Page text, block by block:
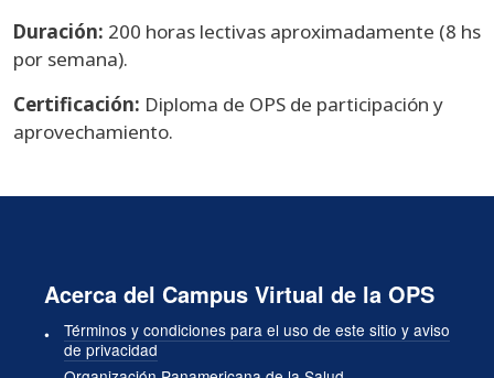
Duración: 200 horas lectivas aproximadamente (8 hs
por semana).
Certificación: Diploma de OPS de participación y
aprovechamiento.
Acerca del Campus Virtual de la OPS
Términos y condiciones para el uso de este sitio y aviso
de privacidad